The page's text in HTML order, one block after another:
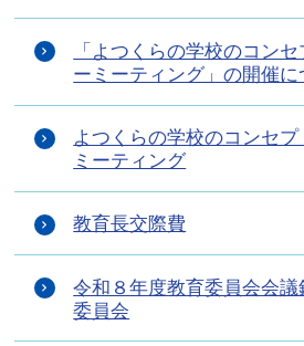
「よつくらの学校のコン
ーミーティング」の開催に
よつくらの学校のコンセ
ミーティング
教育長交際費
令和８年度教育委員会会
委員会